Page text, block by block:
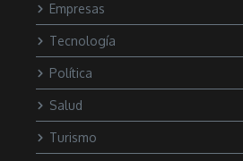
Empresas
Tecnología
Política
Salud
Turismo